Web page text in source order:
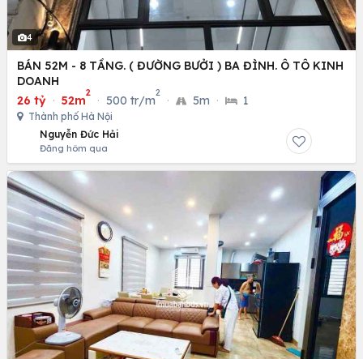
4
BÁN 52M - 8 TẦNG. ( ĐƯỜNG BƯỞI ) BA ĐÌNH. Ô TÔ KINH
DOANH
26 tỷ · 52m
2
· 500 tr/m
2
· 5m · 1
Thành phố Hà Nội
Nguyễn Đức Hải
Đăng hôm qua